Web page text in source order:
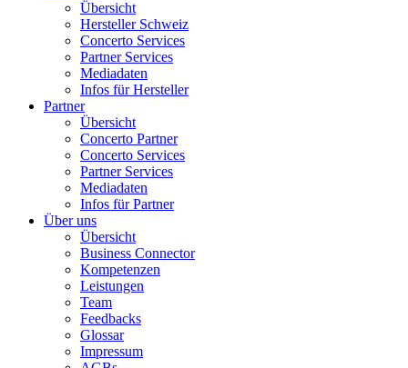
Übersicht
Hersteller Schweiz
Concerto Services
Partner Services
Mediadaten
Infos für Hersteller
Partner
Übersicht
Concerto Partner
Concerto Services
Partner Services
Mediadaten
Infos für Partner
Über uns
Übersicht
Business Connector
Kompetenzen
Leistungen
Team
Feedbacks
Glossar
Impressum